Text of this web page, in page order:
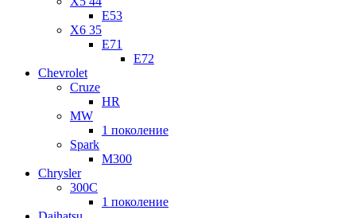
E53
X6 35
E71
E72
Chevrolet
Cruze
HR
MW
1 поколение
Spark
M300
Chrysler
300C
1 поколение